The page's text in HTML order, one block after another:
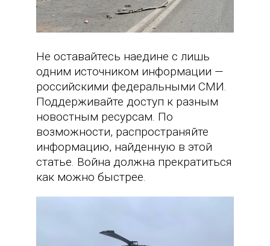
Не оставайтесь наедине с лишь
одним источником информации —
российскими федеральными СМИ.
Поддерживайте доступ к разным
новостным ресурсам. По
возможности, распространяйте
информацию, найденную в этой
статье. Война должна прекратиться
как можно быстрее.